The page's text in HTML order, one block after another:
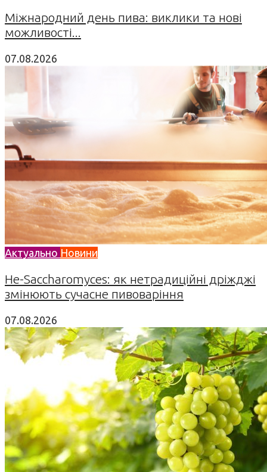
Міжнародний день пива: виклики та нові
можливості...
07.08.2026
Актуально Новини
Не-Saccharomyces: як нетрадиційні дріжджі
змінюють сучасне пивоваріння
07.08.2026